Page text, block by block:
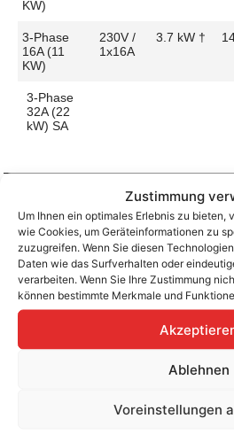
Zustimmung
Um Ihnen ein optimales Erlebnis zu bieten,
wie Cookies, um Geräteinformationen zu
zuzugreifen. Wenn Sie diesen
Daten wie das Surfverhalten oder
verarbeiten. Wenn Sie Ihre Zustimmung
können bestimmte Merkmale und
Ablehnen
Voreinstellungen
KW)
3-Phase
16A (11
KW)
230V /
1x16A
3.7 kW †
3-Phase
32A (22
kW) SA
Aufladen zu Hause / am
Ladeanschluss Type 2
Platzierung
Left Side
– Rear
>490
Schnellladen